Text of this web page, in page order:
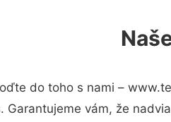
do toho s nami –
Garantujeme vám, že